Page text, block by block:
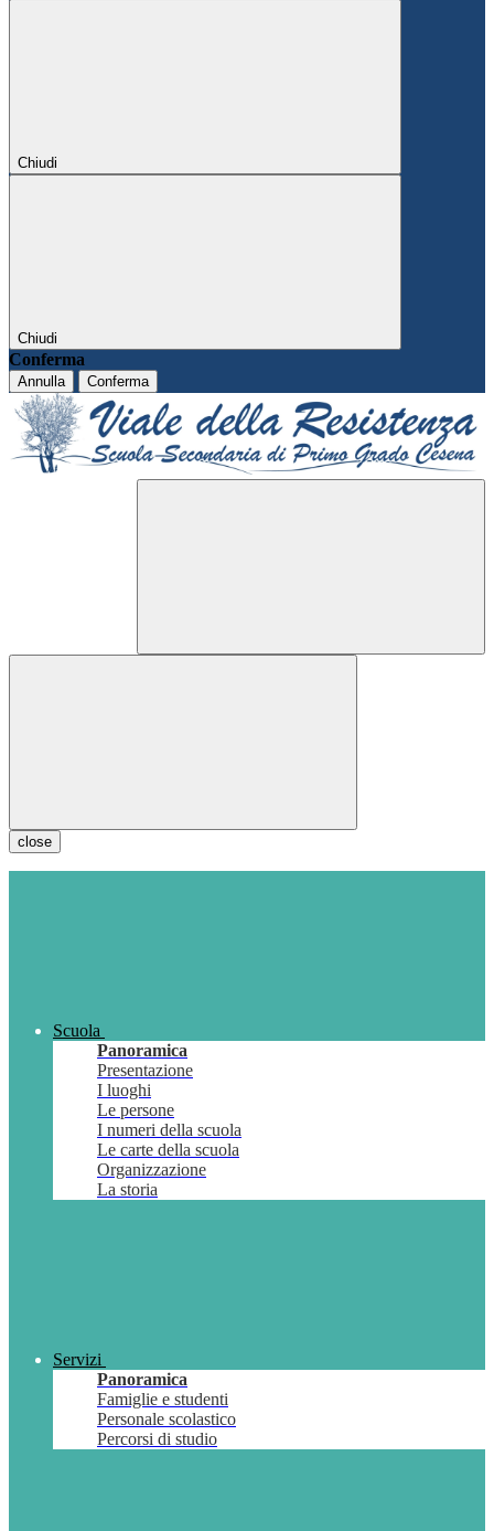
Chiudi
Chiudi
Conferma
Annulla Conferma
close
Scuola
Panoramica
Presentazione
I luoghi
Le persone
I numeri della scuola
Le carte della scuola
Organizzazione
La storia
Servizi
Panoramica
Famiglie e studenti
Personale scolastico
Percorsi di studio